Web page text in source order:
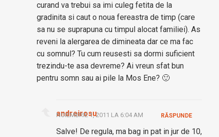
curand va trebui sa imi culeg fetita de la
gradinita si caut o noua fereastra de timp (care
sa nu se suprapuna cu timpul alocat familiei). As
reveni la alergarea de dimineata dar ce ma fac
cu somnul? Tu cum reusesti sa dormi suficient
trezindu-te asa devreme? Ai vreun sfat bun
pentru somn sau ai pile la Mos Ene? 🙂
andreirosu
NOIEMBRIE 1, 2011 LA 6:04 AM
Salve! De regula, ma bag in pat in jur de 10,
RĂSPUNDE